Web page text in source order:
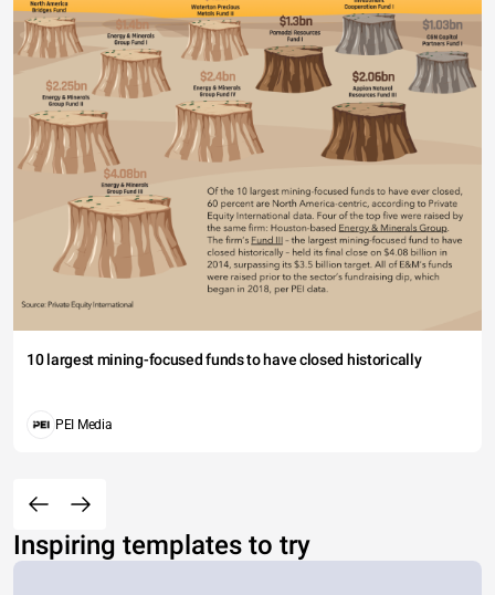
10 largest mining-focused funds to have closed historically
PEI Media
Inspiring templates to try